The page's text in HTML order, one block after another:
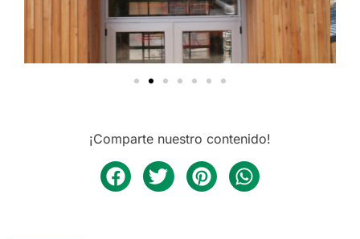
¡Comparte nuestro contenido!